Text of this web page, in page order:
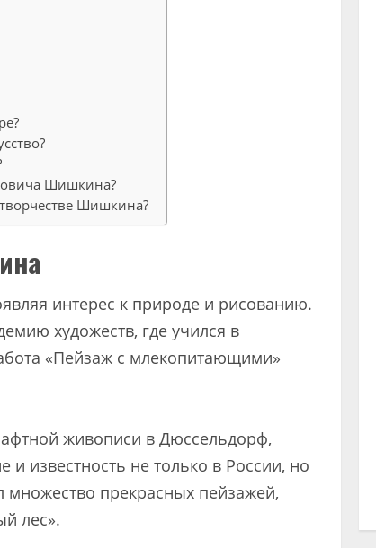
Шишкина?
Шишкина?
интерес к природе и рисованию.
художеств, где учился в
«Пейзаж с млекопитающими»
живописи в Дюссельдорф,
известность не только в России, но
множество прекрасных пейзажей,
лес».